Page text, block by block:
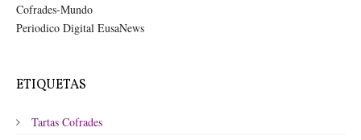
Cofrades-Mundo
Periodico Digital EusaNews
ETIQUETAS
Tartas Cofrades